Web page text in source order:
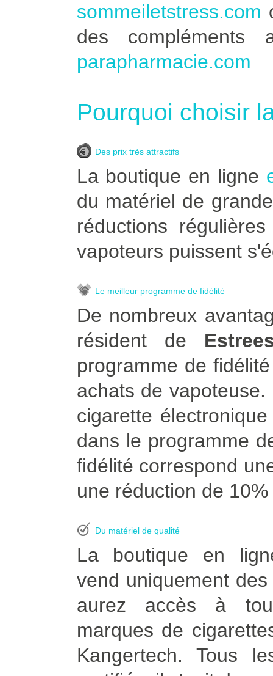
sommeiletstress.com
des compléments
parapharmacie.com
Pourquoi choisir
Des prix très attractifs
La boutique en ligne
du matériel de
réductions
vapoteurs puissent
Le meilleur programme de fidélité
De nombreux
résident de
programme de
achats de
cigarette
dans le programme
fidélité correspond
une réduction de
Du matériel de qualité
La boutique en
vend uniquement
aurez accès à
marques de
Kangertech. Tous